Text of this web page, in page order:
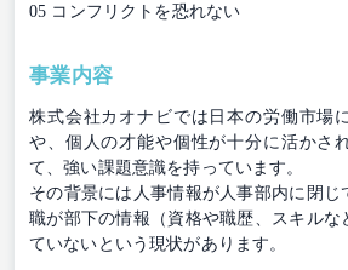
05 コンフリクトを恐れない
事業内容
株式会社カオナビでは日本の労働市場
や、個人の才能や個性が十分に活かさ
て、強い課題意識を持っています。
その背景には人事情報が人事部内に閉じ
職が部下の情報（資格や職歴、スキルな
ていないという現状があります。